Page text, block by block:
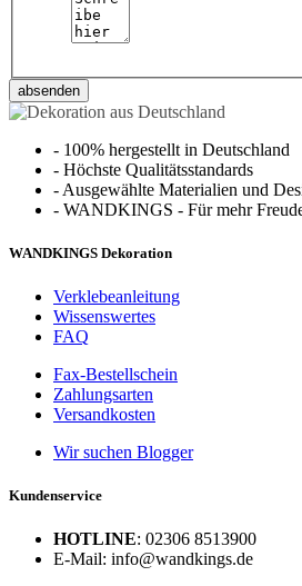
absenden
- 100% hergestellt in Deutschland
- Höchste Qualitätsstandards
- Ausgewählte Materialien und
- WANDKINGS - Für mehr
WANDKINGS Dekoration
Verklebeanleitung
Wissenswertes
FAQ
Fax-Bestellschein
Zahlungsarten
Versandkosten
Wir suchen Blogger
Kundenservice
HOTLINE: 02306 8513900
E-Mail: info@wandkings.de